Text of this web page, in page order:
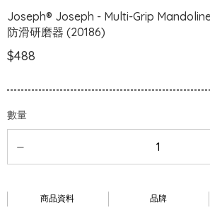
Joseph® Joseph - Multi-Grip
防滑研磨器 (20186)
$488
數量
商品資料 品牌